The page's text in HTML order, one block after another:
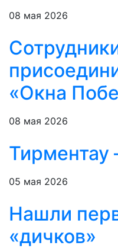
08 мая 2026
«Окна
08 мая 2026
Тирментау
05 мая 2026
Нашли
«дичков»